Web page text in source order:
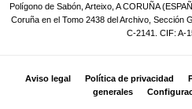
Polígono de Sabón, Arteixo, A CORUÑA
Coruña en el Tomo 2438 del Archivo, Sección
C-2141. CIF: A-
Aviso legal Política de privacidad
generales